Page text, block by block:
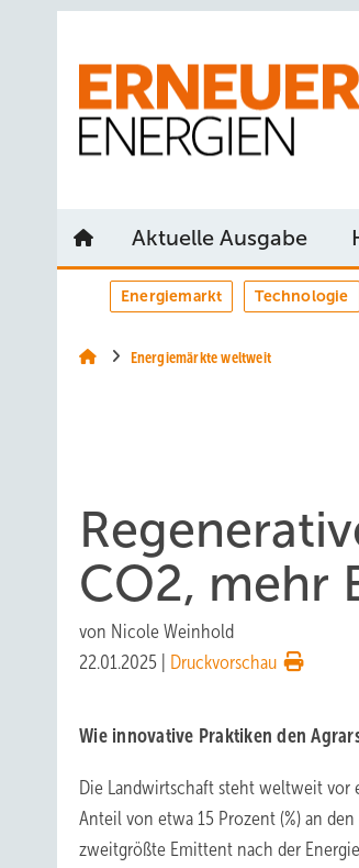
Aktuelle Ausgabe
Energiemarkt Technologie
Energiemärkte weltweit
CO2, mehr
von Nicole Weinhold
22.01.2025
Druckvorschau
Wie innovative Praktiken den
Die Landwirtschaft steht weltweit vor
Anteil von etwa 15 Prozent (%) an
zweitgrößte Emittent nach der